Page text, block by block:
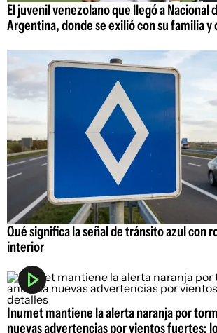
El juvenil venezolano que llegó a Nacional
Argentina, donde se exilió con su familia
Qué significa la señal de tránsito azul con
interior
Inumet mantiene la alerta naranja por
nuevas advertencias por vientos fuertes: